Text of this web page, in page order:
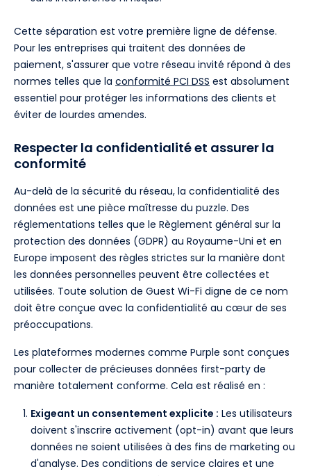
Cette séparation est votre première ligne de défense.
Pour les entreprises qui traitent des données de
paiement, s'assurer que votre réseau invité répond à des
normes telles que la conformité PCI DSS est absolument
essentiel pour protéger les informations des clients et
éviter de lourdes amendes.
Respecter la confidentialité et assurer la
conformité
Au-delà de la sécurité du réseau, la confidentialité des
données est une pièce maîtresse du puzzle. Des
réglementations telles que le Règlement général sur la
protection des données (GDPR) au Royaume-Uni et en
Europe imposent des règles strictes sur la manière dont
les données personnelles peuvent être collectées et
utilisées. Toute solution de Guest Wi-Fi digne de ce nom
doit être conçue avec la confidentialité au cœur de ses
préoccupations.
Les plateformes modernes comme Purple sont conçues
pour collecter de précieuses données first-party de
manière totalement conforme. Cela est réalisé en :
Exigeant un consentement explicite : Les utilisateurs
doivent s'inscrire activement (opt-in) avant que leurs
données ne soient utilisées à des fins de marketing ou
d'analyse. Des conditions de service claires et une